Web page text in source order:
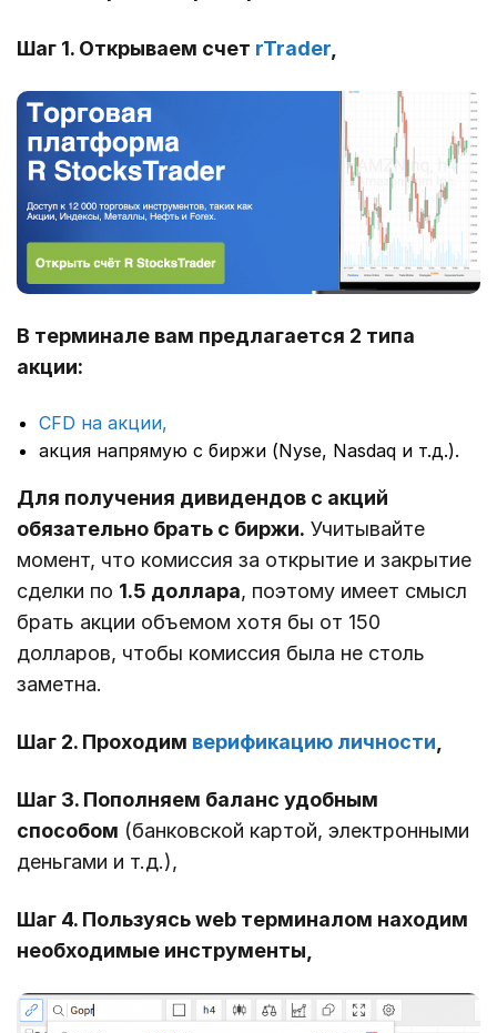
Шаг 1. Открываем счет rTrader
В терминале вам предлагается 2 типа
акции:
CFD на акции,
акция напрямую с биржи (Nyse, Nasdaq и т.д.).
Для получения дивидендов с акций
обязательно брать с биржи. Учитывайте
момент, что комиссия за открытие и закрытие
сделки по 1.5 доллара, поэтому имеет смысл
брать акции объемом хотя бы от 150
долларов, чтобы комиссия была не столь
заметна.
Шаг 2. Проходим верификацию личности
Шаг 3. Пополняем баланс удобным
способом (банковской картой, электронными
деньгами и т.д.),
Шаг 4. Пользуясь web терминалом находим
необходимые инструменты,